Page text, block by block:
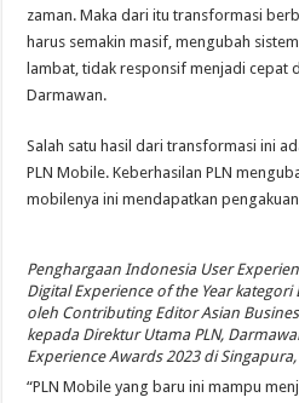
zaman. Maka dari itu transformasi
harus semakin masif, mengubah
lambat, tidak responsif menjadi cepat
Darmawan.
Salah satu hasil dari transformasi ini
PLN Mobile. Keberhasilan PLN
mobilenya ini mendapatkan
Penghargaan Indonesia User
Digital Experience of the Year
oleh Contributing Editor Asian
kepada Direktur Utama PLN,
Experience Awards 2023 di
“PLN Mobile yang baru ini mampu